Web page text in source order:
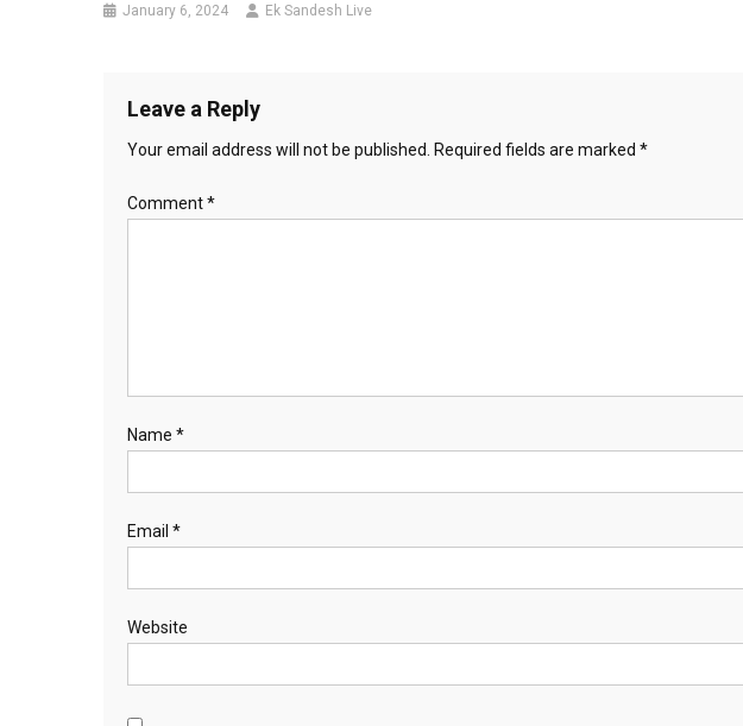
January 6, 2024 Ek Sandesh Live
Leave a Reply
Your email address will not be published. Required fields are marked *
Comment*
Name *
Email *
Website